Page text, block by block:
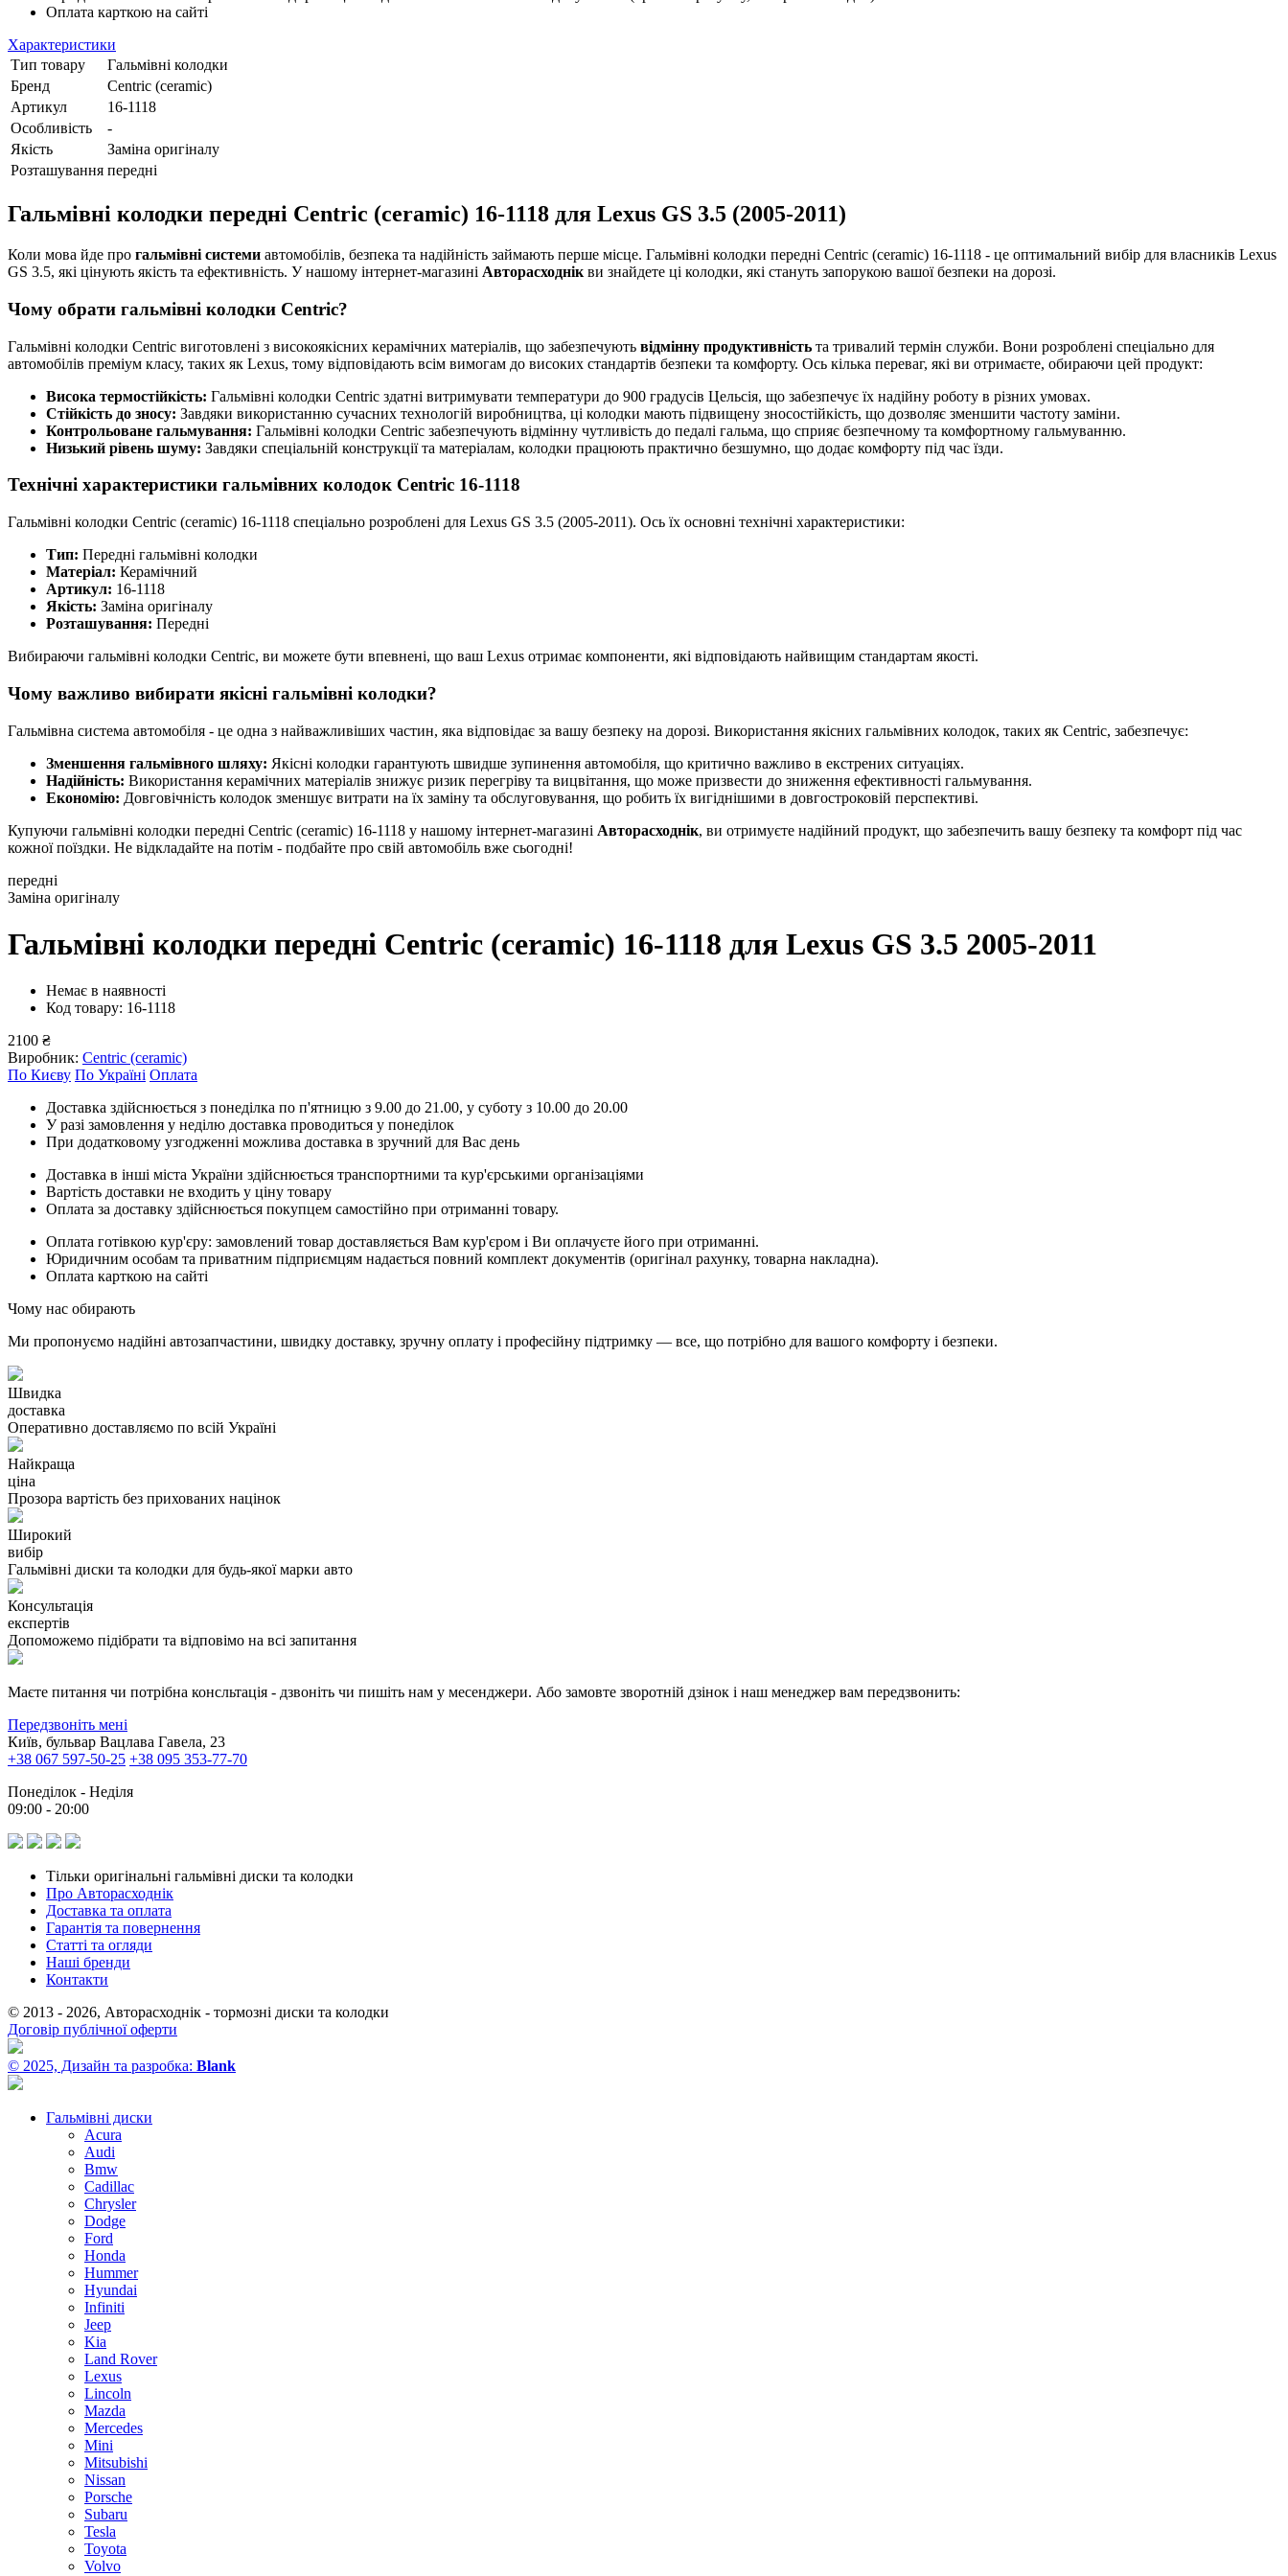
Оплата карткою на сайті
Характеристики
Тип товару
Гальмівні колодки
Бренд
Centric (ceramic)
Артикул
16-1118
Особливість
-
Якість
Заміна оригіналу
Розташування передні
Гальмівні колодки передні Centric (ceramic) 16-1118 для Lexus GS 3.5 (2005-2011)
Коли мова йде про гальмівні системи автомобілів, безпека та надійність займають перше місце. Гальмівні колодки передні Centric (ceramic) 16-1118 - це оптимальний вибір для власників Lexus
GS 3.5, які цінують якість та ефективність. У нашому інтернет-магазині Авторасходнік ви знайдете ці колодки, які стануть запорукою вашої безпеки на дорозі.
Чому обрати гальмівні колодки Centric?
Гальмівні колодки Centric виготовлені з високоякісних керамічних матеріалів, що забезпечують відмінну продуктивність та тривалий термін служби. Вони розроблені спеціально для
автомобілів преміум класу, таких як Lexus, тому відповідають всім вимогам до високих стандартів безпеки та комфорту. Ось кілька переваг, які ви отримаєте, обираючи цей продукт:
Висока термостійкість: Гальмівні колодки Centric здатні витримувати температури до 900 градусів Цельсія, що забезпечує їх надійну роботу в різних умовах.
Стійкість до зносу: Завдяки використанню сучасних технологій виробництва, ці колодки мають підвищену зносостійкість, що дозволяє зменшити частоту заміни.
Контрольоване гальмування: Гальмівні колодки Centric забезпечують відмінну чутливість до педалі гальма, що сприяє безпечному та комфортному гальмуванню.
Низький рівень шуму: Завдяки спеціальній конструкції та матеріалам, колодки працюють практично безшумно, що додає комфорту під час їзди.
Технічні характеристики гальмівних колодок Centric 16-1118
Гальмівні колодки Centric (ceramic) 16-1118 спеціально розроблені для Lexus GS 3.5 (2005-2011). Ось їх основні технічні характеристики:
Тип: Передні гальмівні колодки
Матеріал: Керамічний
Артикул: 16-1118
Якість: Заміна оригіналу
Розташування: Передні
Вибираючи гальмівні колодки Centric, ви можете бути впевнені, що ваш Lexus отримає компоненти, які відповідають найвищим стандартам якості.
Чому важливо вибирати якісні гальмівні колодки?
Гальмівна система автомобіля - це одна з найважливіших частин, яка відповідає за вашу безпеку на дорозі. Використання якісних гальмівних колодок, таких як Centric, забезпечує:
Зменшення гальмівного шляху: Якісні колодки гарантують швидше зупинення автомобіля, що критично важливо в екстрених ситуаціях.
Надійність: Використання керамічних матеріалів знижує ризик перегріву та вицвітання, що може призвести до зниження ефективності гальмування.
Економію: Довговічність колодок зменшує витрати на їх заміну та обслуговування, що робить їх вигіднішими в довгостроковій перспективі.
Купуючи гальмівні колодки передні Centric (ceramic) 16-1118 у нашому інтернет-магазині Авторасходнік, ви отримуєте надійний продукт, що забезпечить вашу безпеку та комфорт під час
кожної поїздки. Не відкладайте на потім - подбайте про свій автомобіль вже сьогодні!
передні
Заміна оригіналу
Гальмівні колодки передні Centric (ceramic) 16-1118 для Lexus GS 3.5 2005-2011
Немає в наявності
Код товару: 16-1118
2100 ₴
Виробник: Centric (ceramic)
По Києву По Україні Оплата
Доставка здійснюється з понеділка по п'ятницю з 9.00 до 21.00, у суботу з 10.00 до 20.00
У разі замовлення у неділю доставка проводиться у понеділок
При додатковому узгодженні можлива доставка в зручний для Вас день
Доставка в інші міста України здійснюється транспортними та кур'єрськими організаціями
Вартість доставки не входить у ціну товару
Оплата за доставку здійснюється покупцем самостійно при отриманні товару.
Оплата готівкою кур'єру: замовлений товар доставляється Вам кур'єром і Ви оплачуєте його при отриманні.
Юридичним особам та приватним підприємцям надається повний комплект документів (оригінал рахунку, товарна накладна).
Оплата карткою на сайті
Чому нас обирають
Ми пропонуємо надійні автозапчастини, швидку доставку, зручну оплату і професійну підтримку — все, що потрібно для вашого комфорту і безпеки.
Швидка
доставка
Оперативно доставляємо по всій Україні
Найкраща
ціна
Прозора вартість без прихованих націнок
Широкий
вибір
Гальмівні диски та колодки для будь-якої марки авто
Консультація
експертів
Допоможемо підібрати та відповімо на всі запитання
Маєте питання чи потрібна консльтація - дзвоніть чи пишіть нам у месенджери. Або замовте зворотній дзінок і наш менеджер вам передзвонить:
Передзвоніть мені
Київ, бульвар Вацлава Гавела, 23
+38 067 597-50-25 +38 095 353-77-70
Понеділок - Неділя
09:00 - 20:00
Тільки оригінальні гальмівні диски та колодки
Про Авторасходнік
Доставка та оплата
Гарантія та повернення
Статті та огляди
Наші бренди
Контакти
© 2013 - 2026, Авторасходнік - тормозні диски та колодки
Договір публічної оферти
© 2025, Дизайн та разробка: Blank
Гальмівні диски
Acura
Audi
Bmw
Cadillac
Chrysler
Dodge
Ford
Honda
Hummer
Hyundai
Infiniti
Jeep
Kia
Land Rover
Lexus
Lincoln
Mazda
Mercedes
Mini
Mitsubishi
Nissan
Porsche
Subaru
Tesla
Toyota
Volvo